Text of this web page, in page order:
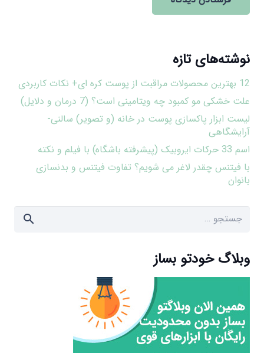
نوشته‌های تازه
12 بهترین محصولات مراقبت از پوست کره ای+ نکات کاربردی
علت خشکی مو کمبود چه ویتامینی است؟ (7 درمان و دلایل)
لیست ابزار پاکسازی پوست در خانه (و تصویر) سالنی-
آرایشگاهی
اسم 33 حرکات ایروبیک (پیشرفته باشگاه) با فیلم و نکته
با فیتنس چقدر لاغر می شویم؟ تفاوت فیتنس و بدنسازی
بانوان
جستجو
وبلاگ خودتو بساز